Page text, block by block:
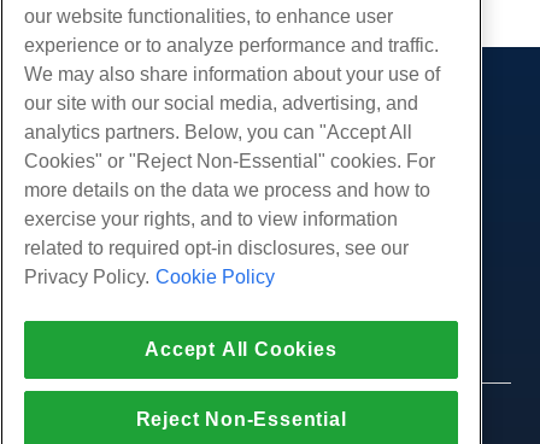
Producten
Web hosting
Zakelijke hosting
White Label-wederverkoper
Beheerde Linux VPS
Onbeheerde Windows VPS
Cloud Servers
Load Balancers
Diensten
Website-migraties
Gemeenschap
Productdocumentatie
Tutorials
Bedrijf
Over ons
Neem contact op
druk op
Affiliate-programma
Politie
Partnerovereenkomst
Ondersteuning
Live chat met ons
Open een ondersteuningskaartje
© 2010-2026 Hostwinds, een HostPapa Inc. bedrijf.
our website functionalities, to enhance user
experience or to analyze performance and traffic.
We may also share information about your use of
our site with our social media, advertising, and
analytics partners. Below, you can "Accept All
Cookies" or "Reject Non-Essential" cookies. For
more details on the data we process and how to
exercise your rights, and to view information
related to required opt-in disclosures, see our
Privacy Policy. Cookie Policy
Accept All Cookies
Reject Non-Essential